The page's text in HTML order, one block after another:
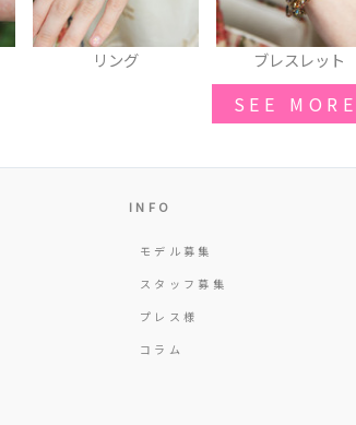
ブレスレット サンダル
SEE MORE
INFO
モデル募集
スタッフ募集
プレス様
コラム